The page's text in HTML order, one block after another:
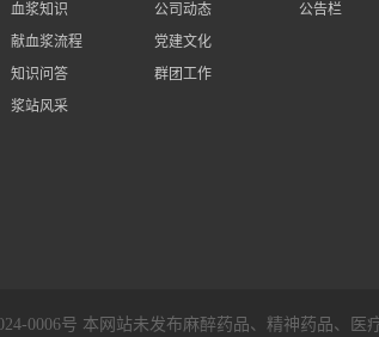
血浆知识
献血浆流程
知识问答
浆站风采
公司动态
党建文化
群团工作
公告栏
0006号 本网站未发布麻醉药品、精神药品、